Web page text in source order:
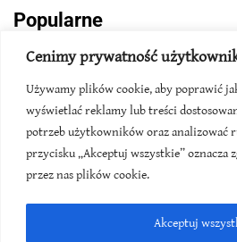
Cenimy prywatność
Używamy plików cookie, aby poprawić
wyświetlać reklamy lub treści
potrzeb użytkowników oraz analizować
przycisku „Akceptuj wszystkie” oznacza
przez nas plików cookie.
Akceptuj
Popularne
2026-06-08
Rekord
gdzie?
Rekord
świecie